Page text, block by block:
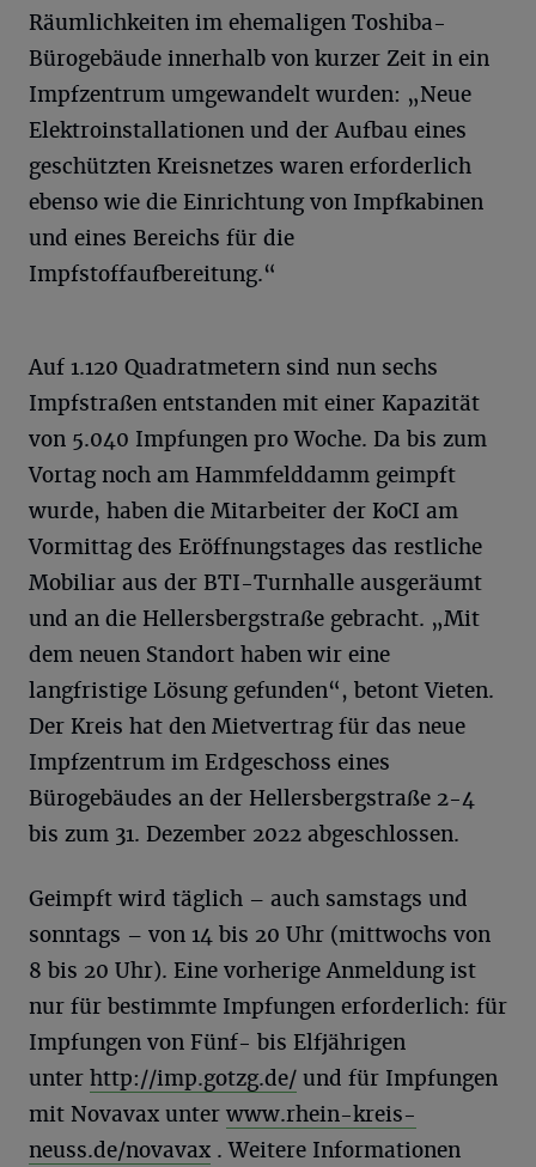
Räumlichkeiten im ehemaligen Toshiba-
Bürogebäude innerhalb von kurzer Zeit in ein
Impfzentrum umgewandelt wurden: „Neue
Elektroinstallationen und der Aufbau eines
geschützten Kreisnetzes waren erforderlich
ebenso wie die Einrichtung von Impfkabinen
und eines Bereichs für die
Impfstoffaufbereitung.“
Auf 1.120 Quadratmetern sind nun sechs
Impfstraßen entstanden mit einer Kapazität
von 5.040 Impfungen pro Woche. Da bis zum
Vortag noch am Hammfelddamm geimpft
wurde, haben die Mitarbeiter der KoCI am
Vormittag des Eröffnungstages das restliche
Mobiliar aus der BTI-Turnhalle ausgeräumt
und an die Hellersbergstraße gebracht. „Mit
dem neuen Standort haben wir eine
langfristige Lösung gefunden“, betont Vieten.
Der Kreis hat den Mietvertrag für das neue
Impfzentrum im Erdgeschoss eines
Bürogebäudes an der Hellersbergstraße 2-4
bis zum 31. Dezember 2022 abgeschlossen.
Geimpft wird täglich – auch samstags und
sonntags – von 14 bis 20 Uhr (mittwochs von
8 bis 20 Uhr). Eine vorherige Anmeldung ist
nur für bestimmte Impfungen erforderlich: für
Impfungen von Fünf- bis Elfjährigen
unter http://imp.gotzg.de/ und für Impfungen
mit Novavax unter www.rhein-kreis-
neuss.de/novavax . Weitere Informationen